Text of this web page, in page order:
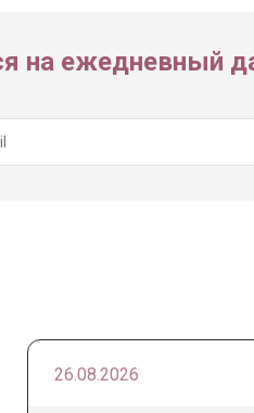
на ежедневный
26.08.2026